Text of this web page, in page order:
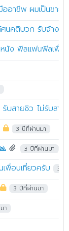
อาชีพ ผมเป็นชาย
คติบวก รับจ้างเป็
หนัง ฟิลแฟนฟิลเพื่
บสายชิว ไม่รับสาย
3 ปีที่ผ่านมา
3 ปีที่ผ่านมา
พื่อนเที่ยวครับ 3 ปี
3 ปีที่ผ่านมา
า